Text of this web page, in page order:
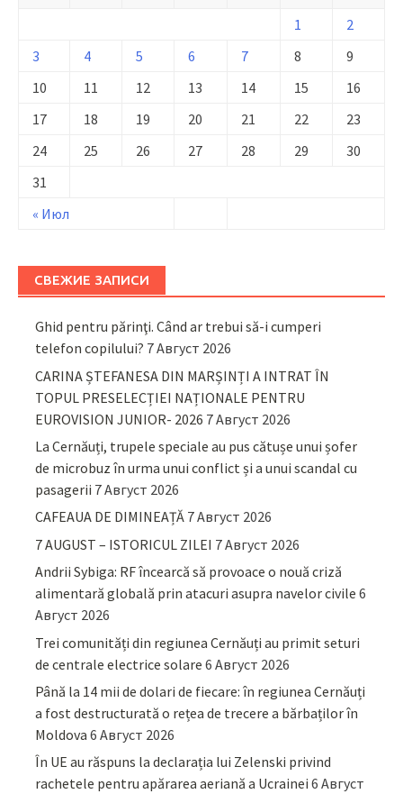
« Июл
1
2
3
4 5 6 7 8
9
10
11 12 13 14 15
16
17
18 19 20 21 22
23
24
25 26 27 28 29
30
31
СВЕЖИЕ ЗАПИСИ
Ghid pentru părinţi. Când ar trebui să-i cumperi
telefon copilului? 7 Август 2026
CARINA ȘTEFANESA DIN MARȘINȚI A INTRAT ÎN
TOPUL PRESELECȚIEI NAȚIONALE PENTRU
EUROVISION JUNIOR- 2026 7 Август 2026
La Cernăuți, trupele speciale au pus cătușe unui șofer
de microbuz în urma unui conflict și a unui scandal cu
pasagerii 7 Август 2026
CAFEAUA DE DIMINEAȚĂ 7 Август 2026
7 AUGUST – ISTORICUL ZILEI 7 Август 2026
Andrii Sybiga: RF încearcă să provoace o nouă criză
alimentară globală prin atacuri asupra navelor civile 6
Август 2026
Trei comunități din regiunea Cernăuți au primit seturi
de centrale electrice solare 6 Август 2026
Până la 14 mii de dolari de fiecare: în regiunea Cernăuți
a fost destructurată o rețea de trecere a bărbaților în
Moldova 6 Август 2026
În UE au răspuns la declarația lui Zelenski privind
rachetele pentru apărarea aeriană a Ucrainei 6 Август